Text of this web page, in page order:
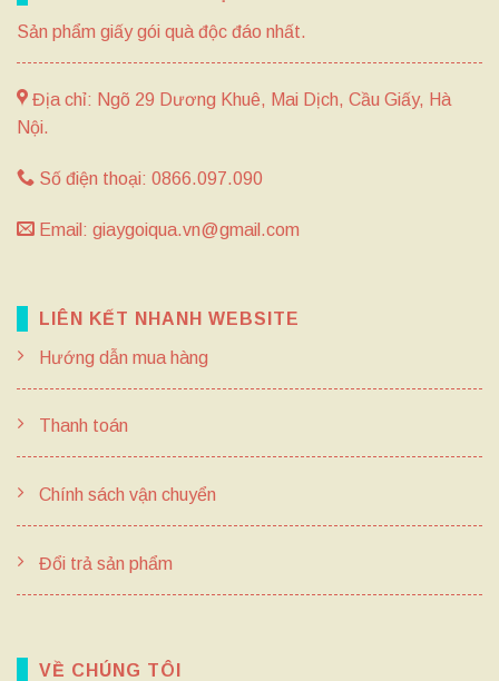
Sản phẩm giấy gói quà độc đáo nhất.
Địa chỉ: Ngõ 29 Dương Khuê, Mai Dịch, Cầu Giấy, Hà
Nội.
Số điện thoại: 0866.097.090
Email: giaygoiqua.vn@gmail.com
LIÊN KẾT NHANH WEBSITE
Hướng dẫn mua hàng
Thanh toán
Chính sách vận chuyển
Đổi trả sản phẩm
VỀ CHÚNG TÔI